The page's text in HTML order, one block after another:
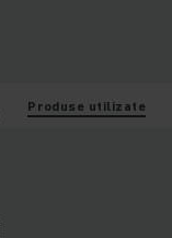
Produse utilizate